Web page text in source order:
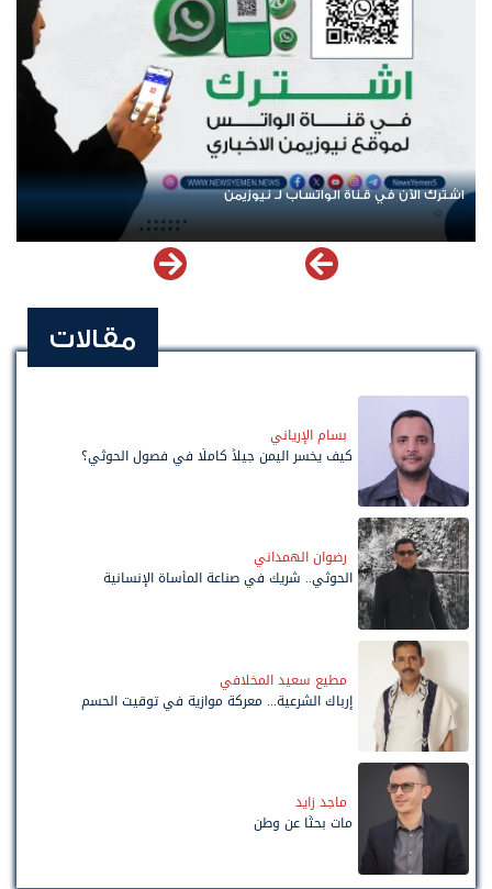
اشترك الآن في قناة الواتساب لـ نيوزيمن
مقالات
بسام الإرياني
كيف يخسر اليمن جيلاً كاملًا في فصول الحوثي؟
رضوان الهمداني
الحوثي.. شريك في صناعة المأساة الإنسانية
مطيع سعيد المخلافي
إرباك الشرعية... معركة موازية في توقيت الحسم
ماجد زايد
مات بحثًا عن وطن